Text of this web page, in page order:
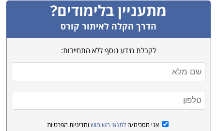
מתעניין בלימודים?
הדרך הקלה לאיתור קורס
לקבלת מידע נוסף ללא התחייבות:
אני מסכים/ה לתנאי השימוש ומדיניות הפרטיות